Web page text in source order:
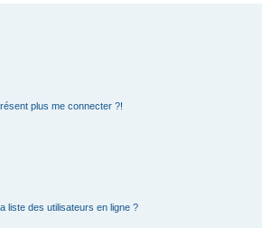
plus me connecter ?!
liste des utilisateurs en ligne ?